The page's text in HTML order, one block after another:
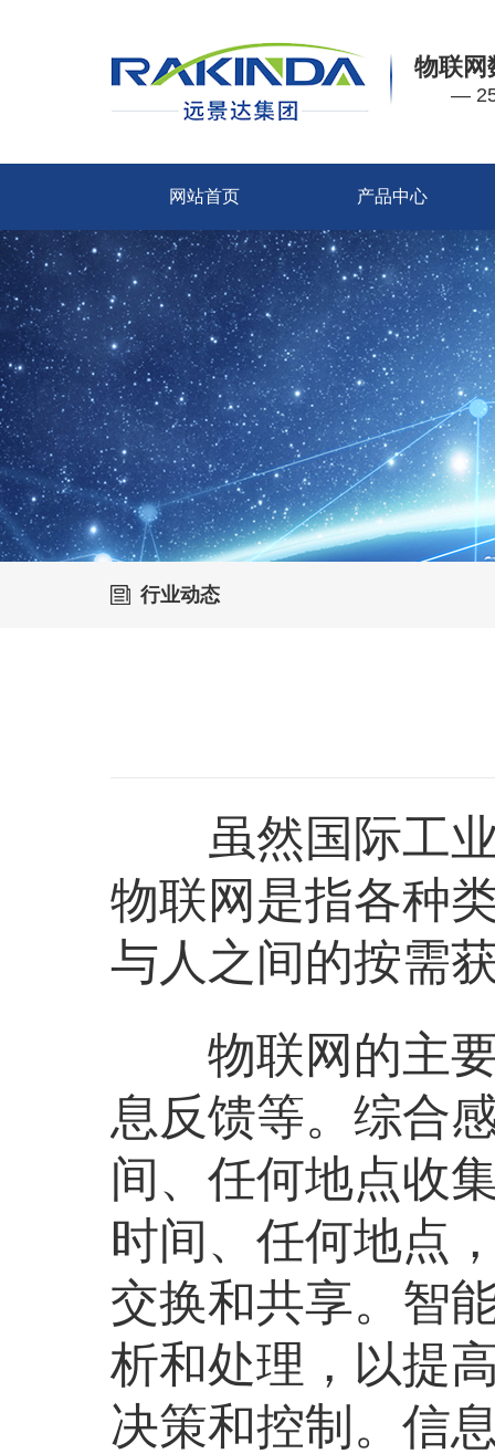
物联网
—
网站首页 产品中心
行业动态
虽然国际工业
物联网是指各种
与人之间的按需
物联网的主要
息反馈等。综合
间、任何地点收
时间、任何地点
交换和共享。智
析和处理，以提
决策和控制。信